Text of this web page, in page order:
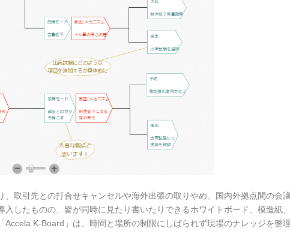
、取引先との打合せキャンセルや海外出張の取りやめ、国内外拠点間の会
入したものの、皆が同時に見たり書いたりできるホワイトボード、模造紙
Accela K-Board」は、時間と場所の制限にしばられず現場のナレッジを整